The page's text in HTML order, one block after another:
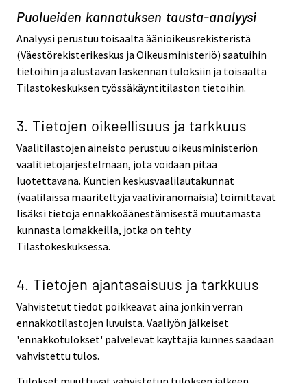
Puolueiden kannatuksen tausta-analyysi
Analyysi perustuu toisaalta äänioikeusrekisteristä
(Väestörekisterikeskus ja Oikeusministeriö) saatuihin
tietoihin ja alustavan laskennan tuloksiin ja toisaalta
Tilastokeskuksen työssäkäyntitilaston tietoihin.
3. Tietojen oikeellisuus ja tarkkuus
Vaalitilastojen aineisto perustuu oikeusministeriön
vaalitietojärjestelmään, jota voidaan pitää
luotettavana. Kuntien keskusvaalilautakunnat
(vaalilaissa määriteltyjä vaaliviranomaisia) toimittavat
lisäksi tietoja ennakkoäänestämisestä muutamasta
kunnasta lomakkeilla, jotka on tehty
Tilastokeskuksessa.
4. Tietojen ajantasaisuus ja tarkkuus
Vahvistetut tiedot poikkeavat aina jonkin verran
ennakkotilastojen luvuista. Vaaliyön jälkeiset
'ennakkotulokset' palvelevat käyttäjiä kunnes saadaan
vahvistettu tulos.